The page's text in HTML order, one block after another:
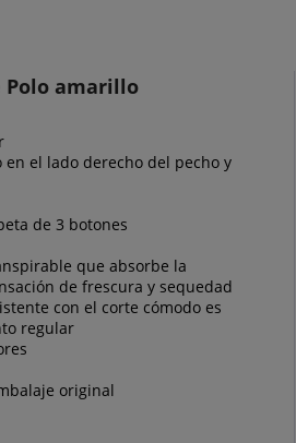
Polo amarillo
en el lado derecho del pecho y
de 3 botones
que absorbe la
de frescura y sequedad
con el corte cómodo es
regular
original